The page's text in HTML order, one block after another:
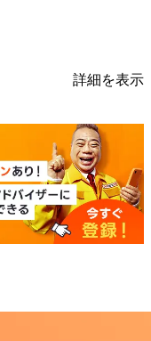
詳細を表示